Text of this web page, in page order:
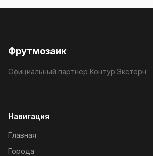
Фрутмозаик
Официальный партнёр Контур.Экстерн
Навигация
Главная
Города